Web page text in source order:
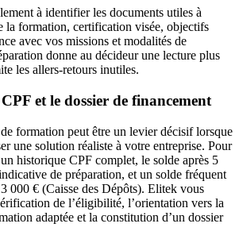
à identifier les documents utiles à
la formation, certification visée, objectifs
avec vos missions et modalités de
donne au décideur une lecture plus
les allers-retours inutiles.
et le dossier de financement
formation peut être un levier décisif lorsque
une solution réaliste à votre entreprise. Pour
historique CPF complet, le solde après 5
de préparation, et un solde fréquent
000 € (Caisse des Dépôts). Elitek vous
de l’éligibilité, l’orientation vers la
adaptée et la constitution d’un dossier